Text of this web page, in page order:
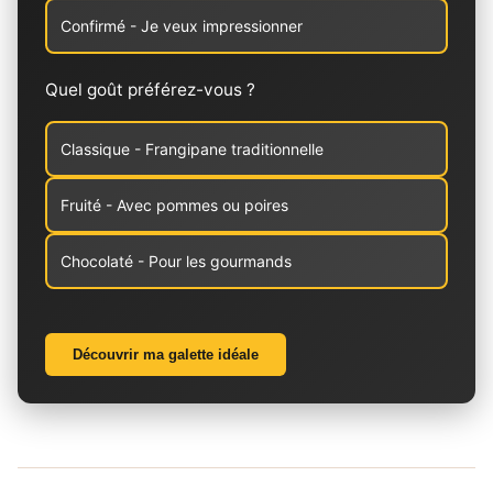
Confirmé - Je veux impressionner
Quel goût préférez-vous ?
Classique - Frangipane traditionnelle
Fruité - Avec pommes ou poires
Chocolaté - Pour les gourmands
Découvrir ma galette idéale